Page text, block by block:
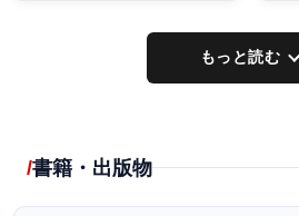
もっと読む
書籍・出版物